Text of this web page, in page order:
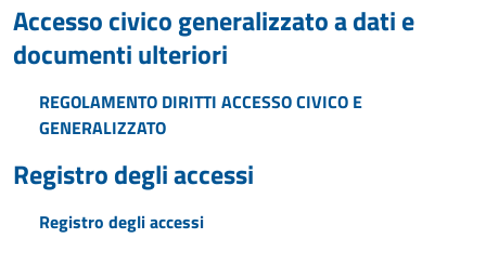
Accesso civico generalizzato a dati e
documenti ulteriori
REGOLAMENTO DIRITTI ACCESSO CIVICO E
GENERALIZZATO
Registro degli accessi
Registro degli accessi